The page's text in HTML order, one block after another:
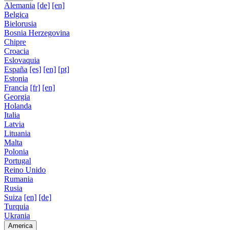
Alemania [de] [en]
Belgica
Bielorusia
Bosnia Herzegovina
Chipre
Croacia
Eslovaquia
España [es] [en] [pt]
Estonia
Francia [fr] [en]
Georgia
Holanda
Italia
Latvia
Lituania
Malta
Polonia
Portugal
Reino Unido
Rumania
Rusia
Suiza [en] [de]
Turquia
Ukrania
America